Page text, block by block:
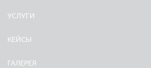
УСЛУГИ
КЕЙСЫ
ГАЛЕРЕЯ